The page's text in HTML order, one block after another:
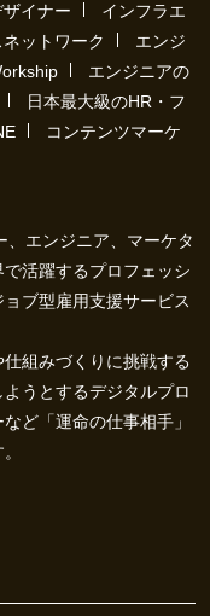
イナー
インフラエ
ットワーク
エンジ
エンジニアの
日本最大級のHR・フ
コンテンツマーケ
エンジニア、マーケタ
活躍するプロフェッシ
ブ型雇用支援サービス
組みづくりに挑戦する
うとするデジタルプロ
ど「運命の仕事相手」